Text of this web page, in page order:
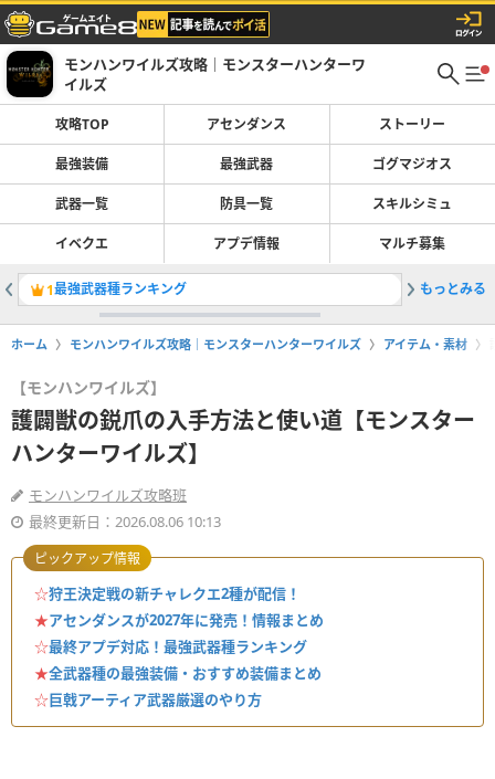
モンハンワイルズ攻略｜モンスターハンターワ
イルズ
攻略TOP アセンダンス ストーリー
最強装備 最強武器 ゴグマジオス
武器一覧 防具一覧 スキルシミュ
イベクエ アプデ情報 マルチ募集
1最強武器種ランキング 2叛砲ア
もっとみる
ホーム モンハンワイルズ攻略｜モンスターハンターワイルズ アイテム・素材
【モンハンワイルズ】
護闢獣の鋭爪の入手方法と使い道【モンスター
ハンターワイルズ】
モンハンワイルズ攻略班
最終更新日：2026.08.06 10:13
☆狩王決定戦の新チャレクエ2種が配信！
★アセンダンスが2027年に発売！情報まとめ
☆最終アプデ対応！最強武器種ランキング
★全武器種の最強装備・おすすめ装備まとめ
☆巨戟アーティア武器厳選のやり方
ピックアップ情報